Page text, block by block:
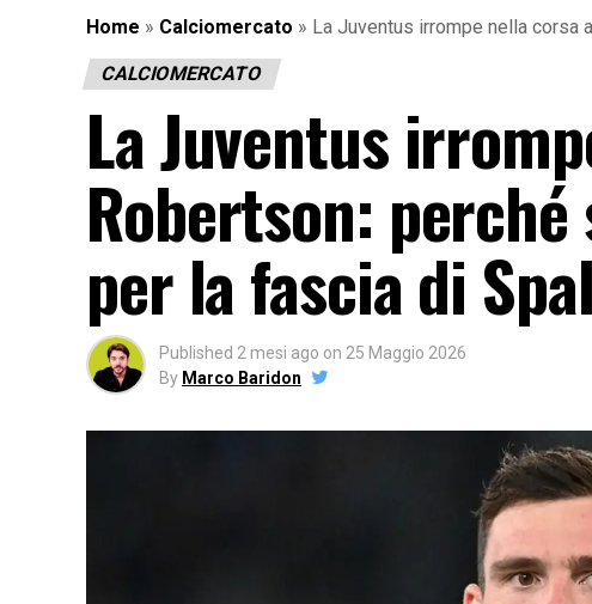
Home » Calciomercato » La Juventus irrompe nella corsa
CALCIOMERCATO
La Juventus
Robertson:
per la fascia di
Published 2 mesi ago on 25 Maggio 2026
By Marco Baridon